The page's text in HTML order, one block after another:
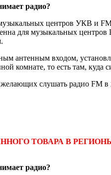
радио?
центров УКВ и
для музыкальных центров
антенным входом,
комнате, то есть там,
слушать радио FM в
ТОВАРА В
радио?